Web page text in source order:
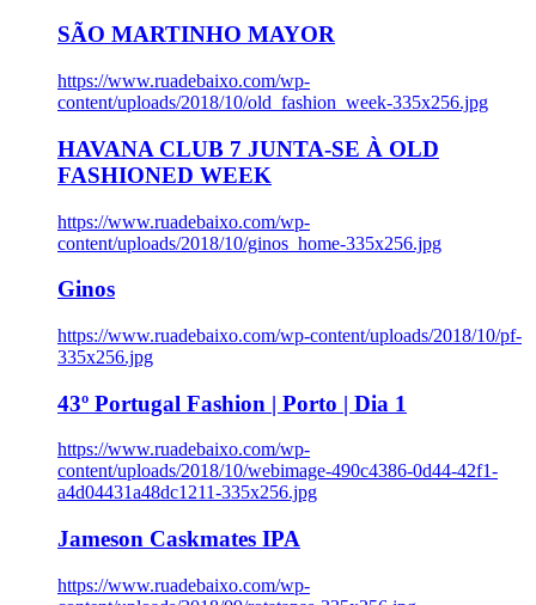
SÃO MARTINHO MAYOR
https://www.ruadebaixo.com/wp-
content/uploads/2018/10/old_fashion_week-335x256.jpg
HAVANA CLUB 7 JUNTA-SE À OLD
FASHIONED WEEK
https://www.ruadebaixo.com/wp-
content/uploads/2018/10/ginos_home-335x256.jpg
Ginos
https://www.ruadebaixo.com/wp-content/uploads/2018/10/pf-
335x256.jpg
43º Portugal Fashion | Porto | Dia 1
https://www.ruadebaixo.com/wp-
content/uploads/2018/10/webimage-490c4386-0d44-42f1-
a4d04431a48dc1211-335x256.jpg
Jameson Caskmates IPA
https://www.ruadebaixo.com/wp-